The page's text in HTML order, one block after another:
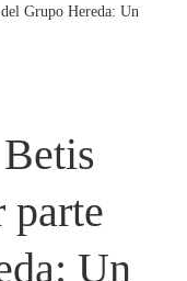
Grupo Hereda: Un
parte
Un